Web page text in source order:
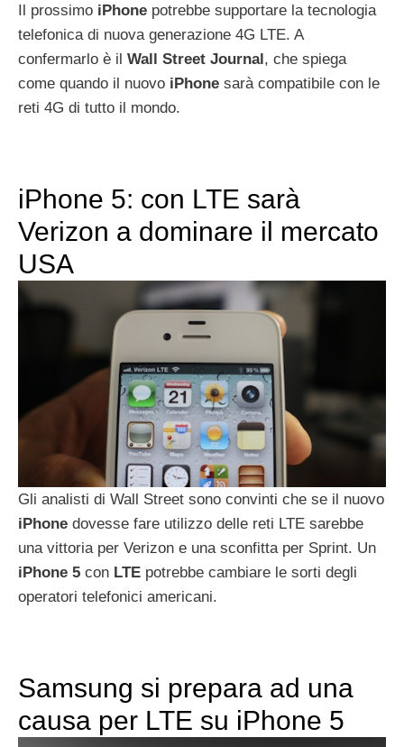
Il prossimo iPhone potrebbe supportare la tecnologia
telefonica di nuova generazione 4G LTE. A
confermarlo è il Wall Street Journal, che spiega
come quando il nuovo iPhone sarà compatibile con le
reti 4G di tutto il mondo.
iPhone 5: con LTE sarà
Verizon a dominare il mercato
USA
Gli analisti di Wall Street sono convinti che se il nuovo
iPhone dovesse fare utilizzo delle reti LTE sarebbe
una vittoria per Verizon e una sconfitta per Sprint. Un
iPhone 5 con LTE potrebbe cambiare le sorti degli
operatori telefonici americani.
Samsung si prepara ad una
causa per LTE su iPhone 5